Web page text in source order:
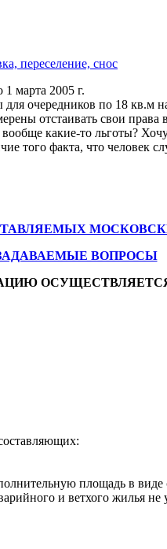
переселение, снос
марта 2005 г.
очередников по 18 кв.м
отстаивать свои права
какие-то льготы? Хочу
того факта, что
ВОПРОСЫ
площадь в виде
и ветхого жилья не